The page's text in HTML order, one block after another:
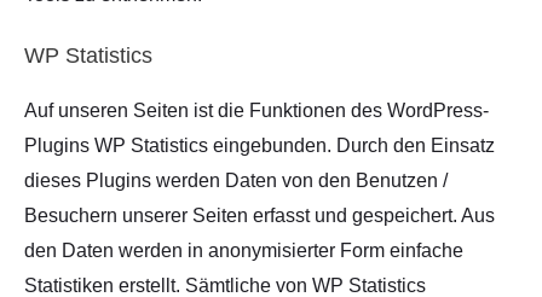
WP Statistics
Auf unseren Seiten ist die Funktionen des WordPress-
Plugins WP Statistics eingebunden. Durch den Einsatz
dieses Plugins werden Daten von den Benutzen /
Besuchern unserer Seiten erfasst und gespeichert. Aus
den Daten werden in anonymisierter Form einfache
Statistiken erstellt. Sämtliche von WP Statistics